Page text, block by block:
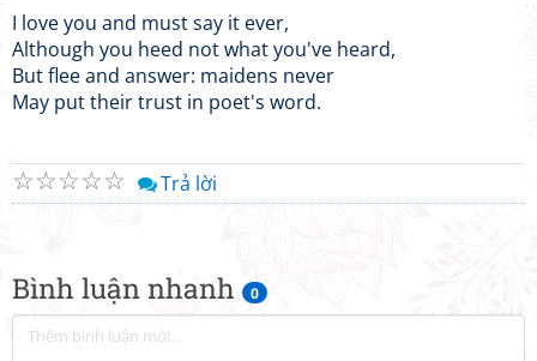
Bình luận nhanh 0
I love you and must say it ever,
Although you heed not what you've heard,
But flee and answer: maidens never
May put their trust in poet's word.
☆
☆
☆
☆
☆ Trả lời